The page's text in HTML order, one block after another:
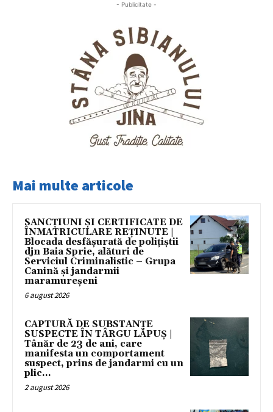
- Publicitate -
Mai multe articole
SANCȚIUNI ȘI CERTIFICATE DE
ÎNMATRICULARE REȚINUTE |
Blocada desfășurată de polițiștii
djn Baia Sprie, alături de
Serviciul Criminalistic – Grupa
Canină și jandarmii
maramureșeni
6 august 2026
CAPTURĂ DE SUBSTANȚE
SUSPECTE ÎN TÂRGU LĂPUȘ |
Tânăr de 23 de ani, care
manifesta un comportament
suspect, prins de jandarmi cu un
plic...
2 august 2026